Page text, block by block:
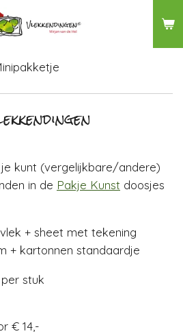
kunt (vergelijkbare/andere)
in de Pakje Kunst doosjes
+ sheet met tekening
+ kartonnen standaardje
stuk
14,-